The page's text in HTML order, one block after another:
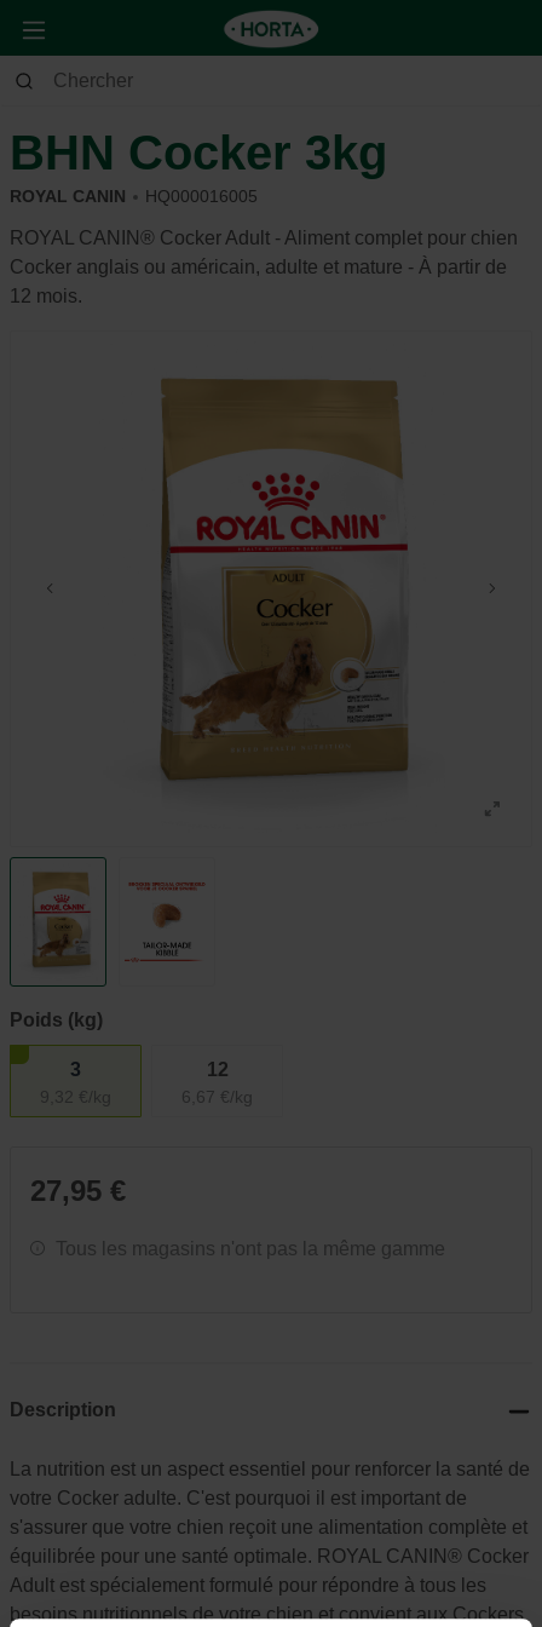
Animaux Chien
BHN Cocker 3kg
ROYAL CANIN HQ000016005
ROYAL CANIN® Cocker Adult - Aliment complet pour chien
Cocker anglais ou américain, adulte et mature - À partir de
12 mois.
Poids (kg)
3
9,32 €/kg
12
6,67 €/kg
27,95 €
Tous les magasins n'ont pas la même gamme
Description
La nutrition est un aspect essentiel pour renforcer la santé de
votre Cocker adulte. C'est pourquoi il est important de
s'assurer que votre chien reçoit une alimentation complète et
équilibrée pour une santé optimale. ROYAL CANIN® Cocker
Adult est spécialement formulé pour répondre à tous les
besoins nutritionnels de votre chien et convient aux Cockers